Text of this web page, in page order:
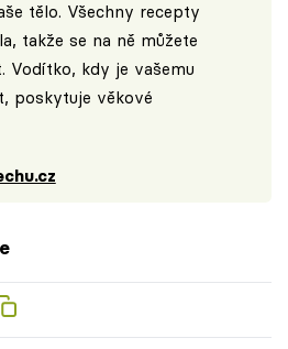
tělo. Všechny recepty
takže se na ně můžete
Vodítko, kdy je vašemu
poskytuje věkové